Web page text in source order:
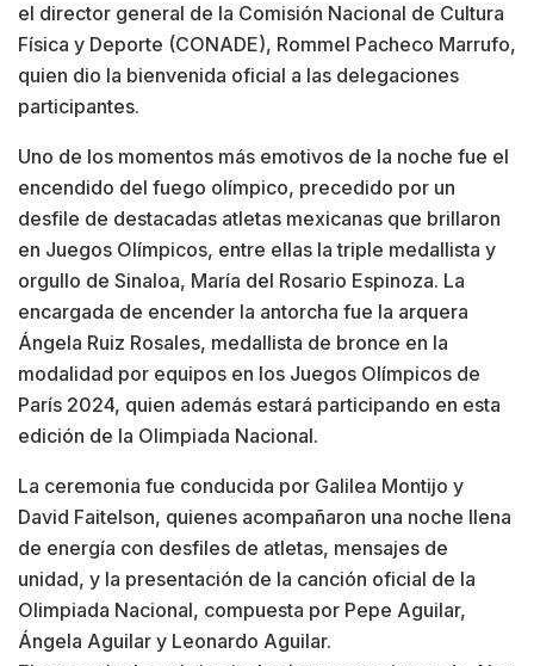
el director general de la Comisión Nacional de Cultura
Física y Deporte (CONADE), Rommel Pacheco Marrufo,
quien dio la bienvenida oficial a las delegaciones
participantes.
Uno de los momentos más emotivos de la noche fue el
encendido del fuego olímpico, precedido por un
desfile de destacadas atletas mexicanas que brillaron
en Juegos Olímpicos, entre ellas la triple medallista y
orgullo de Sinaloa, María del Rosario Espinoza. La
encargada de encender la antorcha fue la arquera
Ángela Ruiz Rosales, medallista de bronce en la
modalidad por equipos en los Juegos Olímpicos de
París 2024, quien además estará participando en esta
edición de la Olimpiada Nacional.
La ceremonia fue conducida por Galilea Montijo y
David Faitelson, quienes acompañaron una noche llena
de energía con desfiles de atletas, mensajes de
unidad, y la presentación de la canción oficial de la
Olimpiada Nacional, compuesta por Pepe Aguilar,
Ángela Aguilar y Leonardo Aguilar.